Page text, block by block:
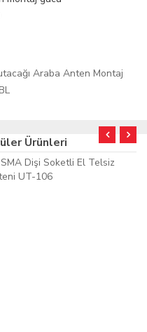
Araba Anten Montaj
Ürünleri